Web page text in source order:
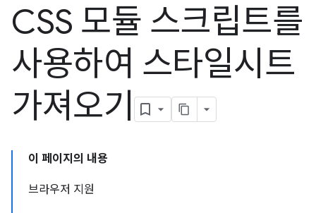
CSS 모듈 스크립트를
사용하여 스타일시트
가져오기
이 페이지의 내용
브라우저 지원